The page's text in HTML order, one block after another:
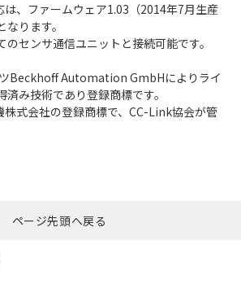
は、ファームウェア1.03（2014年7月生産
ります。
のセンサ通信ユニットと接続可能です。
Beckhoff Automation GmbHによりライ
み技術であり登録商標です。
式会社の登録商標で、CC-Link協会が管
ページ先頭へ戻る